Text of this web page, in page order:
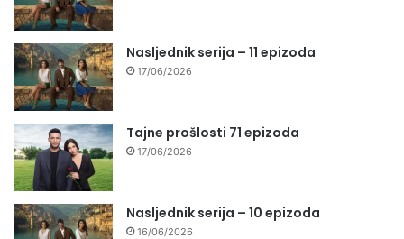
Nasljednik serija – 11 epizoda
17/06/2026
Tajne prošlosti 71 epizoda
17/06/2026
Nasljednik serija – 10 epizoda
16/06/2026